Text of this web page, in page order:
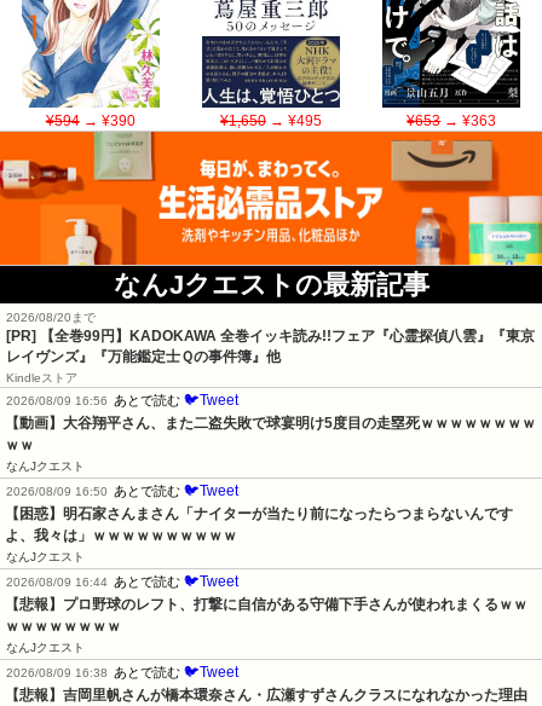
¥594→ ¥390 ¥1,650→ ¥495 ¥653→ ¥363
なんJクエストの最新記事
2026/08/20まで
[PR]
【全巻99円】KADOKAWA 全巻イッキ読み!!フェア『心霊探偵八雲』『東京
レイヴンズ』『万能鑑定士Ｑの事件簿』他
Kindleストア
2026/08/09 16:56
あとで読む 🐦Tweet
【動画】大谷翔平さん、また二盗失敗で球宴明け5度目の走塁死ｗｗｗｗｗｗｗｗ
ｗｗ
なんJクエスト
2026/08/09 16:50
あとで読む 🐦Tweet
【困惑】明石家さんまさん「ナイターが当たり前になったらつまらないんです
よ、我々は」ｗｗｗｗｗｗｗｗｗｗ
なんJクエスト
2026/08/09 16:44 あとで読む 🐦Tweet
【悲報】プロ野球のレフト、打撃に自信がある守備下手さんが使われまくるｗｗ
ｗｗｗｗｗｗｗｗ
なんJクエスト
2026/08/09 16:38
あとで読む 🐦Tweet
【悲報】吉岡里帆さんが橋本環奈さん・広瀬すずさんクラスになれなかった理由